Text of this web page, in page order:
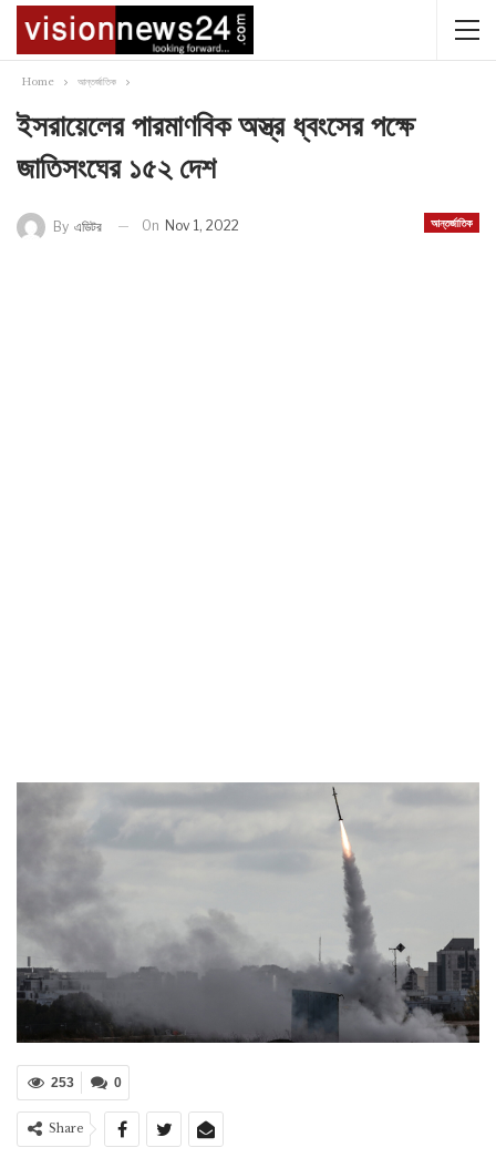
Home আন্তর্জাতিক
ইসরায়েলের পারমাণবিক অস্ত্র ধ্বংসের পক্ষে
জাতিসংঘের ১৫২ দেশ
আন্তর্জাতিক
By এডিটর On Nov 1, 2022
0
253
Share